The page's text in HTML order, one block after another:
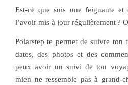
Est-ce que suis une feignante
l’avoir mis à jour régulièrement ?
Polarstep te permet de suivre ton
dates, des photos et des
peux avoir un suivi de ton
mien ne ressemble pas à grand-